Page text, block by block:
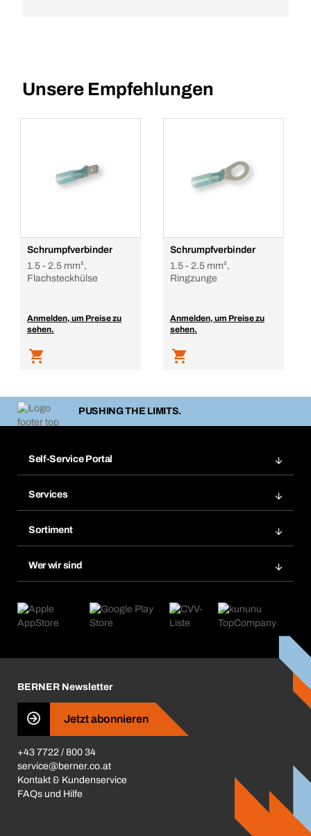
Unsere Empfehlungen
Schrumpfverbinder
1.5 - 2.5 mm²,
Flachsteckhülse
Anmelden, um Preise zu
sehen.
Schrumpfverbinder
1.5 - 2.5 mm²,
Ringzunge
Anmelden, um Preise zu
sehen.
PUSHING THE LIMITS.
Self-Service Portal
Merklisten
Nachbestellungen
Abo-Funktion
Services
Chemical Safety Management
eProcurement
Produktfinder
Sortiment
Kataloge & Broschüren
Wer wir sind
Was uns antreibt
Presse
Business Conduct
BERNER Newsletter
Jetzt abonnieren
+43 7722 / 800 34
service@berner.co.at
Kontakt & Kundenservice
FAQs und Hilfe